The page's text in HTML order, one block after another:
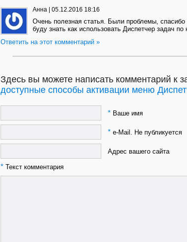
Анна 05.12.2016 18:16
Очень полезная статья. Были проблемы, спасибо
буду знать как использовать Диспетчер задач по
Ответить на этот комментарий »
Здесь вы можете написать комментарий к
доступные способы активации меню
*Ваше имя
*e-Mail. Не публикуется
Адрес вашего сайта
* Текст комментария